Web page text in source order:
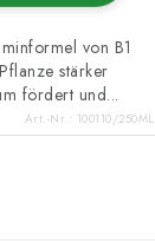
von B1
stärker
fördert und...
Art.-Nr.: 100110/250ML